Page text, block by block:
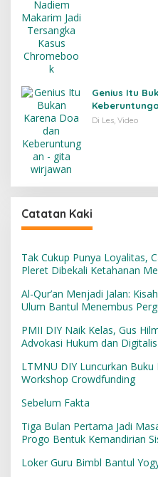
Genius Itu
Di Les, Video
Catatan Kaki
Tak Cukup Punya Loyalitas,
Pleret Dibekali Ketahanan
Al-Qur’an Menjadi Jalan:
Ulum Bantul Menembus
PMII DIY Naik Kelas, Gus
Advokasi Hukum dan
LTMNU DIY Luncurkan
Workshop Crowdfunding
Sebelum Fakta
Tiga Bulan Pertama Jadi
Progo Bentuk Kemandirian
Loker Guru Bimbl Bantul